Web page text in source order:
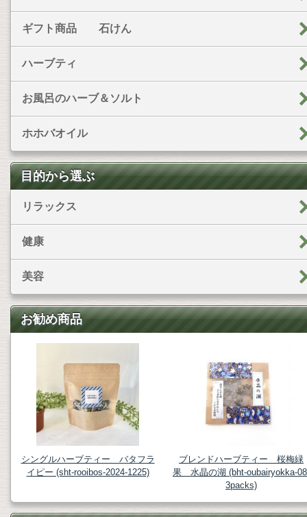
ギフト商品 石けん
ハーブティ
お風呂のハーブ＆ソルト
ホホバオイル
目的から選ぶ
リラックス
健康
美容
お勧め商品
シングルハーブティー バタフラ
イピー (sht-rooibos-2024-1225)
ブレンドハーブティー 桜梅緑
果 水晶の湖 (bht-oubairyokka-
3packs)